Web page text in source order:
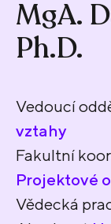
MgA.
Ph.D.
Vedoucí
vztahy
Fakultní
Projektové
Vědecká